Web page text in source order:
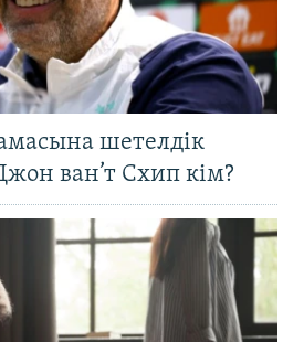
шетелдік
ван’т Схип кім?